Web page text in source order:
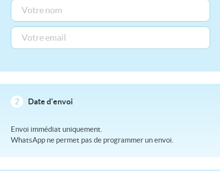
2 Date d'envoi
Envoi immédiat uniquement.
WhatsApp ne permet pas de programmer un envoi.